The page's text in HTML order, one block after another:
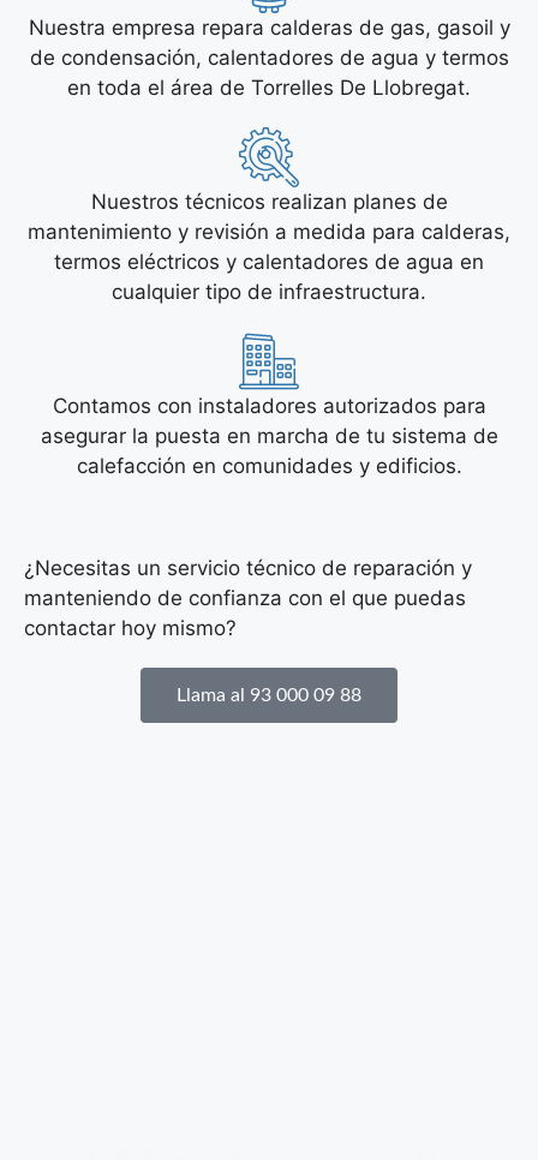
Nuestra empresa repara calderas de gas, gasoil y
de condensación, calentadores de agua y termos
en toda el área de Torrelles De Llobregat.
Nuestros técnicos realizan planes de
mantenimiento y revisión a medida para calderas,
termos eléctricos y calentadores de agua en
cualquier tipo de infraestructura.
Contamos con instaladores autorizados para
asegurar la puesta en marcha de tu sistema de
calefacción en comunidades y edificios.
¿Necesitas un servicio técnico de reparación y
manteniendo de confianza con el que puedas
contactar hoy mismo?
Llama al 93 000 09 88